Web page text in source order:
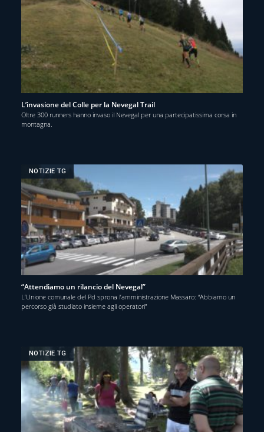
L’invasione del Colle per la Nevegal Trail
Oltre 300 runners hanno invaso il Nevegal per una partecipatissima corsa in
montagna.
NOTIZIE TG
“Attendiamo un rilancio del Nevegal”
L’Unione comunale del Pd sprona l’amministrazione Massaro: “Abbiamo un
percorso già studiato insieme agli operatori”
NOTIZIE TG